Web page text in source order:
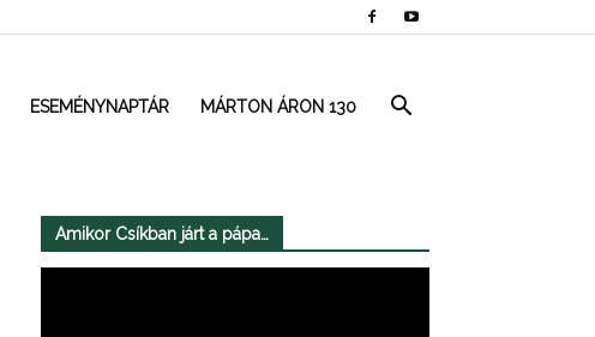
ESEMÉNYNAPTÁR MÁRTON ÁRON 130
Amikor Csíkban járt a pápa…